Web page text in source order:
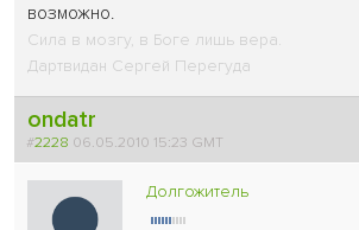
возможно.
Сила в мозгу, в Боге лишь вера.
Дартвидан Сергей Перегуда
ondatr
#2228 06.05.2010 15:23 GMT
Долгожитель